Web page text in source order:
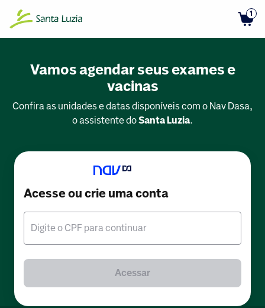
1
Vamos agendar seus exames e
vacinas
Confira as unidades e datas disponíveis com o Nav Dasa,
o assistente doSanta Luzia.
Acesse ou crie uma conta
Digite o CPF para continuar
Acessar